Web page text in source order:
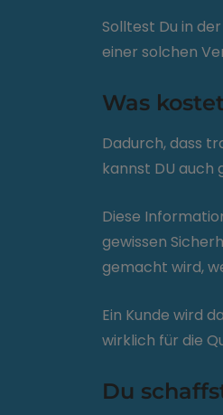
Solltest Du in
einer solchen
Was
Dadurch, dass
kannst DU auch
Diese
gewissen
gemacht wird,
Ein Kunde wird
wirklich für die
Du